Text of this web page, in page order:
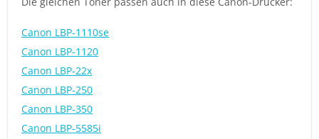
Canon LBP-1110se
Canon LBP-1120
Canon LBP-22x
Canon LBP-250
Canon LBP-350
Canon LBP-5585i